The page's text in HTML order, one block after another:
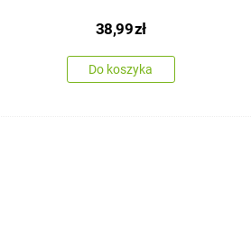
38,99zł
Do koszyka